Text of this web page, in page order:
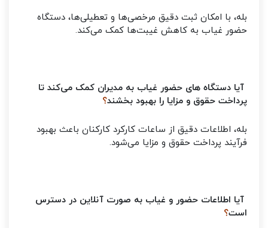
بله، با امکان ثبت دقیق مرخصی‌ها و تعطیلی‌ها، دستگاه
حضور غیاب به کاهش غیبت‌ها کمک می‌کند.
آیا دستگاه های حضور غیاب به مدیران کمک می‌کند تا
پرداخت حقوق و مزایا را بهبود بخشند؟
بله، اطلاعات دقیق از ساعات کارکرد کارکنان باعث بهبود
فرآیند پرداخت حقوق و مزایا می‌شود.
آیا اطلاعات حضور و غیاب به صورت آنلاین در دسترس
است؟